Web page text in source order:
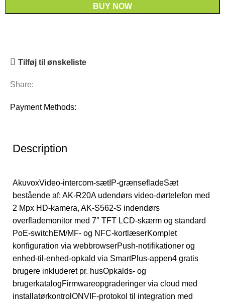
BUY NOW
Tilføj til ønskeliste
Share:
Payment Methods:
Description
AkuvoxVideo-intercom-sætIP-grænsefladeSæt
bestående af: AK-R20A udendørs video-dørtelefon med
2 Mpx HD-kamera, AK-S562-S indendørs
overflademonitor med 7″ TFT LCD-skærm og standard
PoE-switchEM/MF- og NFC-kortlæserKomplet
konfiguration via webbrowserPush-notifikationer og
enhed-til-enhed-opkald via SmartPlus-appen4 gratis
brugere inkluderet pr. husOpkalds- og
brugerkatalogFirmwareopgraderinger via cloud med
installatørkontrolONVIF-protokol til integration med